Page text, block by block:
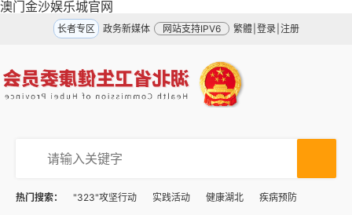
澳门金沙娱乐城官网
长者专区 政务新媒体 网站支持IPV6 繁體 登录 注册
热门搜索： "323"攻坚行动 实践活动 健康湖北 疾病预防